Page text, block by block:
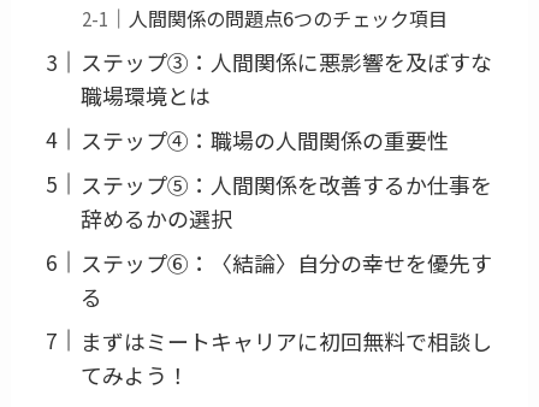
人間関係の問題点6つのチェック項目
ステップ③：人間関係に悪影響を及ぼすな
職場環境とは
ステップ④：職場の人間関係の重要性
ステップ⑤：人間関係を改善するか仕事を
辞めるかの選択
ステップ⑥：〈結論〉自分の幸せを優先す
る
まずはミートキャリアに初回無料で相談し
てみよう！